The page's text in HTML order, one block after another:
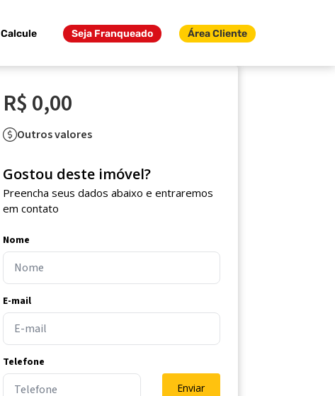
Calcule Seja Franqueado Área Cliente
R$ 0,00
Outros valores
Gostou deste imóvel?
Preencha seus dados abaixo e entraremos
em contato
Nome
E-mail
Telefone
Enviar